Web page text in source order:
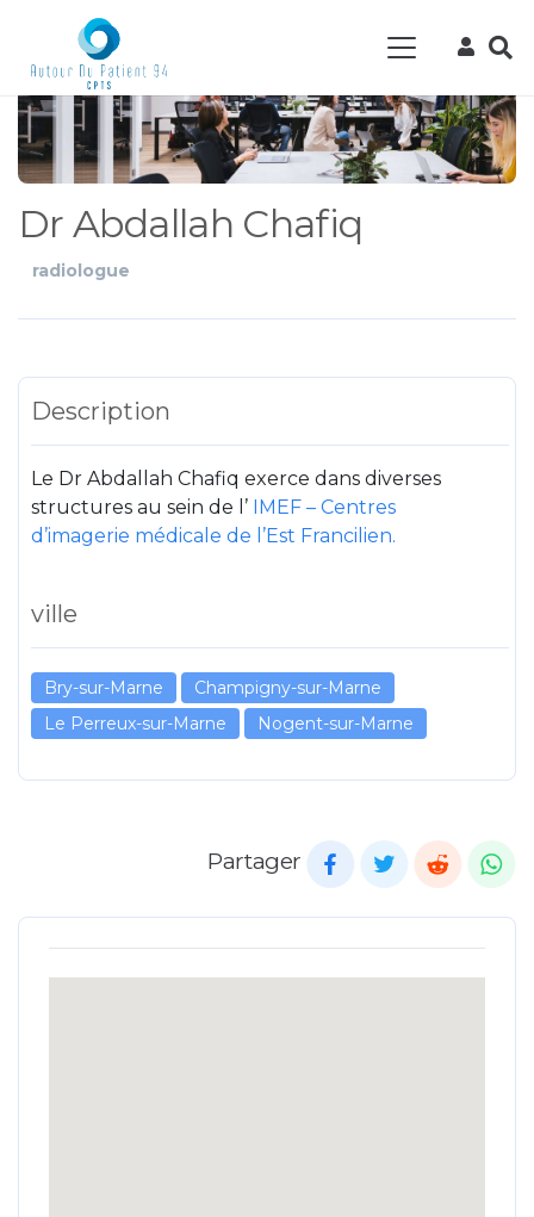
Dr Abdallah Chafiq
radiologue
Description
Le Dr Abdallah Chafiq exerce dans diverses
structures au sein de l’ IMEF – Centres
d’imagerie médicale de l’Est Francilien.
ville
Bry-sur-Marne
Champigny-sur-Marne
Le Perreux-sur-Marne
Nogent-sur-Marne
Partager